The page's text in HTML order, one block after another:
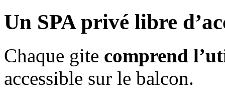
Un SPA privé libre
Chaque gite comprend
accessible sur le balcon.